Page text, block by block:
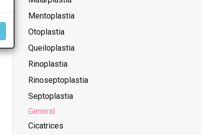
Mentoplastia
Otoplastia
Queiloplastia
Rinoplastia
Rinoseptoplastia
Septoplastia
General
Cicatrices